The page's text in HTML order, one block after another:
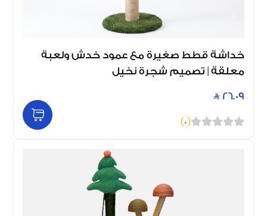
خداشة قطط صغيرة مع عمود خدش ولعبة
معلقة | تصميم شجرة نخيل
26.09
(
0
)